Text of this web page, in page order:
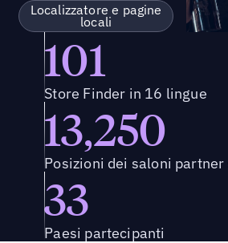
Localizzatore e pagine
locali
101
Store Finder in 16 lingue
13,250
Posizioni dei saloni partner
33
Paesi partecipanti